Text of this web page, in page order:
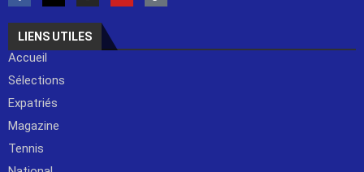
LIENS UTILES
Accueil
Sélections
Expatriés
Magazine
Tennis